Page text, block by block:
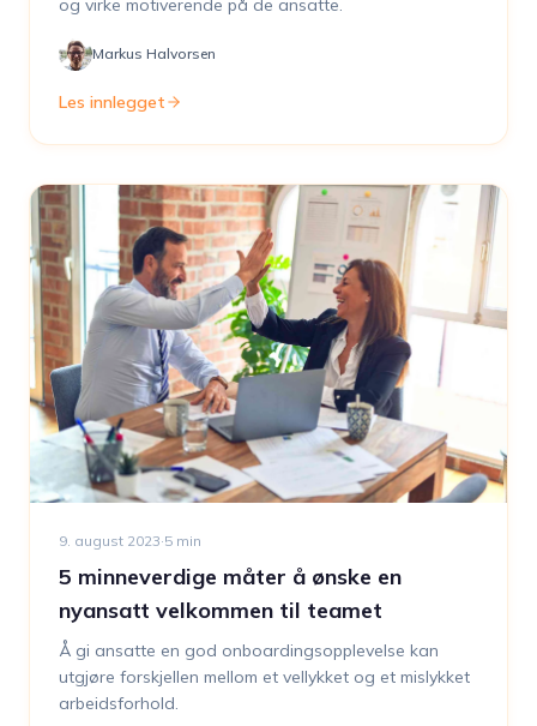
og virke motiverende på de ansatte.
Markus Halvorsen
Les innlegget
9. august 2023·5 min
5 minneverdige måter å ønske en
nyansatt velkommen til teamet
Å gi ansatte en god onboardingsopplevelse kan
utgjøre forskjellen mellom et vellykket og et mislykket
arbeidsforhold.